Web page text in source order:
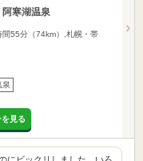
寒湖温泉
間55分（74km）,札幌・帯
泉
見る